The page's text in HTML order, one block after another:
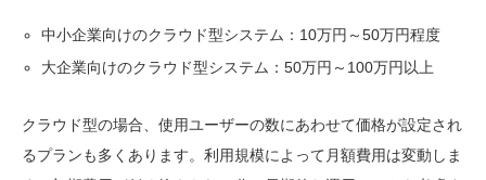
中小企業向けのクラウド型システム：10万円～50万円程度
大企業向けのクラウド型システム：50万円～100万円以上
クラウド型の場合、使用ユーザーの数にあわせて価格が設定され
るプランも多くあります。利用規模によって月額費用は変動しま